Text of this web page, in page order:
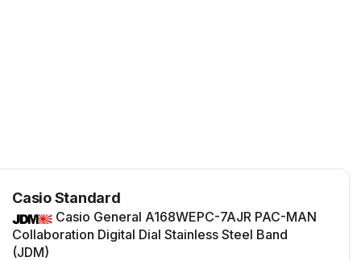
Casio Standard
Casio General A168WEPC-7AJR PAC-MAN
Collaboration Digital Dial Stainless Steel Band
(JDM)